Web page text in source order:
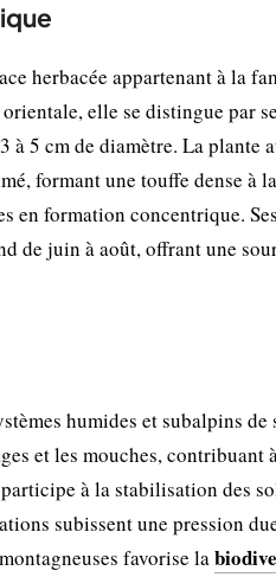
herbacée appartenant à la
elle se distingue par
5 cm de diamètre. La plante
formant une touffe dense à
en formation concentrique.
de juin à août, offrant une
humides et subalpins de
et les mouches, contribuant
à la stabilisation des
subissent une pression
favorise la